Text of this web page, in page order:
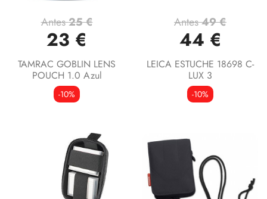
Antes25 €
23 €
TAMRAC GOBLIN LENS
POUCH 1.0 Azul
-10%
Antes49 €
44 €
LEICA ESTUCHE 18698 C-
LUX 3
-10%